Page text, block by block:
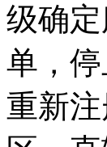
级确
单，
重新